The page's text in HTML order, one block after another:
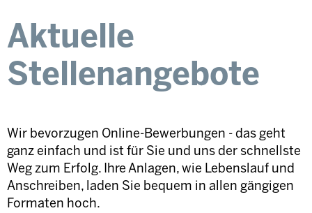
Aktuelle
Stellenangebote
Wir bevorzugen Online-Bewerbungen - das geht
ganz einfach und ist für Sie und uns der schnellste
Weg zum Erfolg. Ihre Anlagen, wie Lebenslauf und
Anschreiben, laden Sie bequem in allen gängigen
Formaten hoch.